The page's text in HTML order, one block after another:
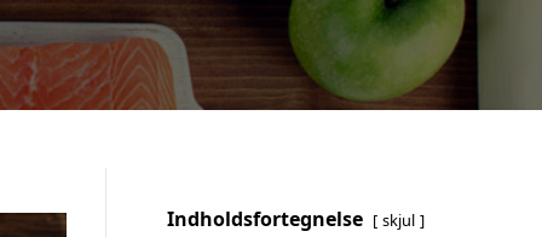
Indholdsfortegnelse skjul